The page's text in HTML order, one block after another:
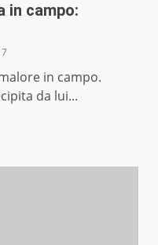
in campo:
in campo.
da lui...